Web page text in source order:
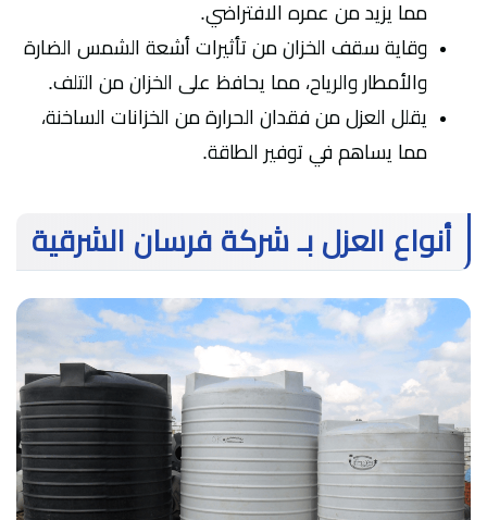
مما يزيد من عمره الافتراضي.
وقاية سقف الخزان من تأثيرات أشعة الشمس الضارة
والأمطار والرياح، مما يحافظ على الخزان من التلف.
يقلل العزل من فقدان الحرارة من الخزانات الساخنة،
مما يساهم في توفير الطاقة.
أنواع العزل بـ شركة فرسان الشرقية